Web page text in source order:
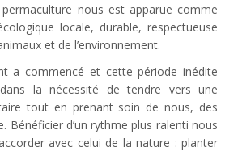
nous est apparue comme
locale, durable, respectueuse
et de l’environnement.
a commencé et cette période inédite
la nécessité de tendre vers une
tout en prenant soin de nous, des
Bénéficier d’un rythme plus ralenti nous
avec celui de la nature : planter